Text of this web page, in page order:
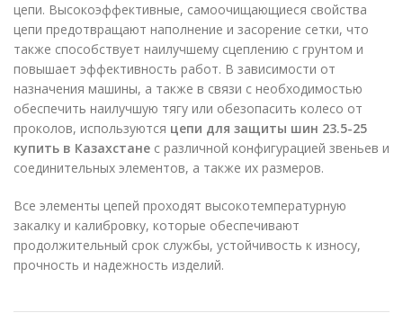
цепи. Высокоэффективные, самоочищающиеся свойства
цепи предотвращают наполнение и засорение сетки, что
также способствует наилучшему сцеплению с грунтом и
повышает эффективность работ. В зависимости от
назначения машины, а также в связи с необходимостью
обеспечить наилучшую тягу или обезопасить колесо от
проколов, используются цепи для защиты шин 23.5-25
купить в Казахстане с различной конфигурацией звеньев и
соединительных элементов, а также их размеров.
Все элементы цепей проходят высокотемпературную
закалку и калибровку, которые обеспечивают
продолжительный срок службы, устойчивость к износу,
прочность и надежность изделий.